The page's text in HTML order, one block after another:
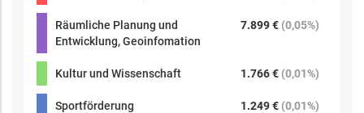
Räumliche Planung und
Entwicklung, Geoinfomation
7.899 € (0,05%)
Kultur und Wissenschaft 1.766 € (0,01%)
Sportförderung 1.249 € (0,01%)